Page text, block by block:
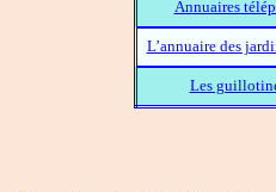
Annuaires
L’annuaire des
Les